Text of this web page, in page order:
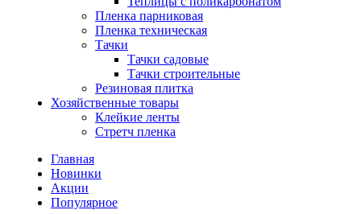
Пленка парниковая
Пленка техническая
Тачки
Тачки садовые
Тачки строительные
Резиновая плитка
Хозяйственные товары
Клейкие ленты
Стретч пленка
Главная
Новинки
Акции
Популярное